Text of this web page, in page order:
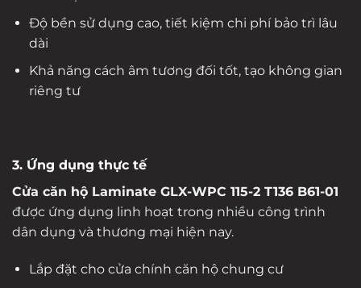
Độ bền sử dụng cao, tiết kiệm chi phí bảo trì lâu
dài
Khả năng cách âm tương đối tốt, tạo không gian
riêng tư
3. Ứng dụng thực tế
Cửa căn hộ Laminate GLX-WPC 115-2 T136 B61-01
được ứng dụng linh hoạt trong nhiều công trình
dân dụng và thương mại hiện nay.
Lắp đặt cho cửa chính căn hộ chung cư